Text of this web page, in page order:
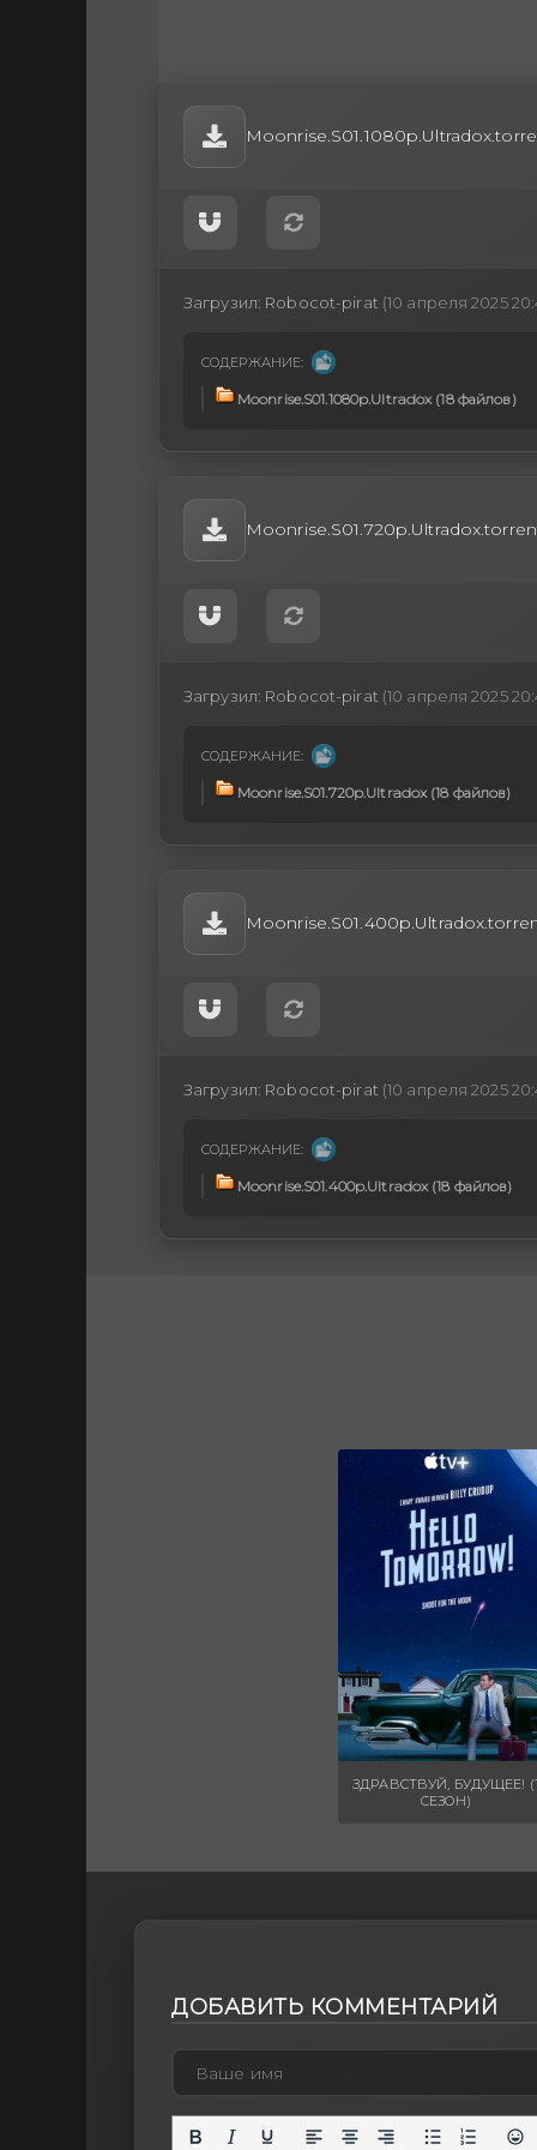
Загрузил: Robocot-pirat (10 апреля 2025
СОДЕРЖАНИЕ:
Moonrise.S01.1080p.Ultradox (18 файлов)
Загрузил: Robocot-pirat (10 апреля 2025
СОДЕРЖАНИЕ:
Moonrise.S01.720p.Ultradox (18 файлов)
Загрузил: Robocot-pirat (10 апреля 2025
СОДЕРЖАНИЕ:
Moonrise.S01.400p.Ultradox (18 файлов)
ЗДРАВСТВУЙ, БУДУЩЕЕ! (1
СЕЗОН)
ДОБАВИТЬ КОММЕНТАРИЙ